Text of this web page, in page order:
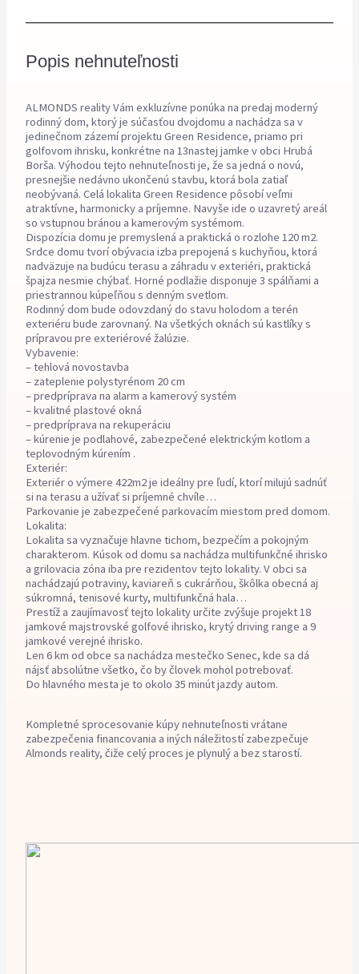
Popis nehnuteľnosti
ALMONDS reality Vám exkluzívne ponúka na predaj moderný
rodinný dom, ktorý je súčasťou dvojdomu a nachádza sa v
jedinečnom zázemí projektu Green Residence, priamo pri
golfovom ihrisku, konkrétne na 13nastej jamke v obci Hrubá
Borša. Výhodou tejto nehnuteľnosti je, že sa jedná o novú,
presnejšie nedávno ukončenú stavbu, ktorá bola zatiaľ
neobývaná. Celá lokalita Green Residence pôsobí veľmi
atraktívne, harmonicky a príjemne. Navyše ide o uzavretý areál
so vstupnou bránou a kamerovým systémom.
Dispozícia domu je premyslená a praktická o rozlohe 120 m2.
Srdce domu tvorí obývacia izba prepojená s kuchyňou, ktorá
nadväzuje na budúcu terasu a záhradu v exteriéri, praktická
špajza nesmie chýbať. Horné podlažie disponuje 3 spálňami a
priestrannou kúpeľňou s denným svetlom.
Rodinný dom bude odovzdaný do stavu holodom a terén
exteriéru bude zarovnaný. Na všetkých oknách sú kastlíky s
prípravou pre exteriérové žalúzie.
Vybavenie:
– tehlová novostavba
– zateplenie polystyrénom 20 cm
– predpríprava na alarm a kamerový systém
– kvalitné plastové okná
– predpríprava na rekuperáciu
– kúrenie je podlahové, zabezpečené elektrickým kotlom a
teplovodným kúrením .
Exteriér:
Exteriér o výmere 422m2 je ideálny pre ľudí, ktorí milujú sadnúť
si na terasu a užívať si príjemné chvíle…
Parkovanie je zabezpečené parkovacím miestom pred domom.
Lokalita:
Lokalita sa vyznačuje hlavne tichom, bezpečím a pokojným
charakterom. Kúsok od domu sa nachádza multifunkčné ihrisko
a grilovacia zóna iba pre rezidentov tejto lokality. V obci sa
nachádzajú potraviny, kaviareň s cukrárňou, škôlka obecná aj
súkromná, tenisové kurty, multifunkčná hala…
Prestíž a zaujímavosť tejto lokality určite zvýšuje projekt 18
jamkové majstrovské golfové ihrisko, krytý driving range a 9
jamkové verejné ihrisko.
Len 6 km od obce sa nachádza mestečko Senec, kde sa dá
nájsť absolútne všetko, čo by človek mohol potrebovať.
Do hlavného mesta je to okolo 35 minút jazdy autom.
Kompletné sprocesovanie kúpy nehnuteľnosti vrátane
zabezpečenia financovania a iných náležitostí zabezpečuje
Almonds reality, čiže celý proces je plynulý a bez starostí.